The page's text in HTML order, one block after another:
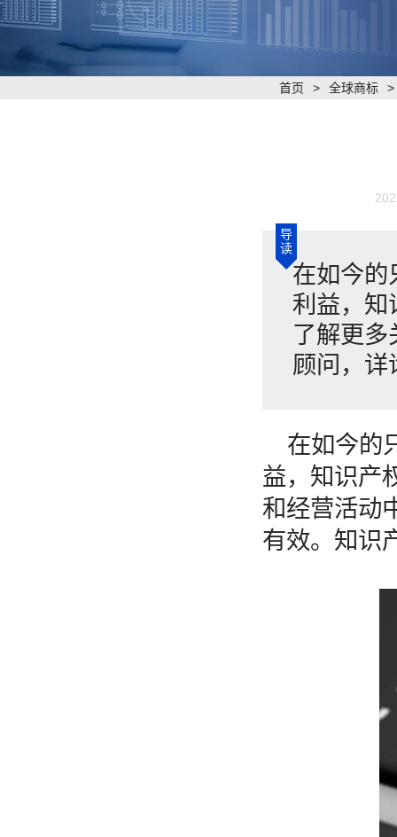
首页 > 全球商标 >
导
读
在如今的
利益，知
了解更多
顾问，详
在如今的
益，知识产
和经营活动
有效。知识